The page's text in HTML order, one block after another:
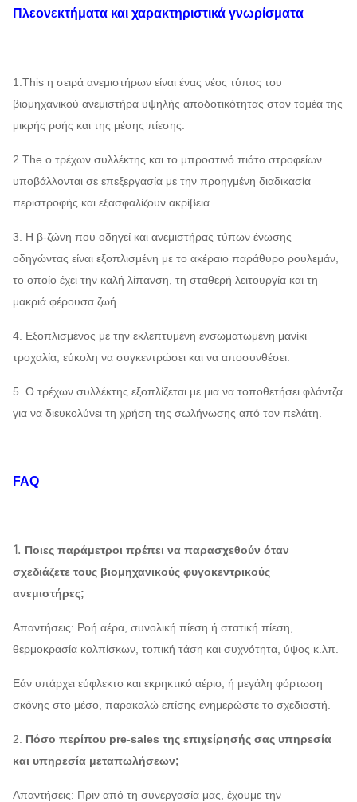
3174-25573
9-03 8D~9D 2950 16680~22314
9-08
7.1D~16D 960~2900 3031~16250
9-10
9-11 4D~16D 730~2900 1412~4835
Πλεονεκτήματα και χαρακτηριστικά γνωρίσματα
1.This η σειρά ανεμιστήρων είναι ένας νέος τύπος του
βιομηχανικού ανεμιστήρα υψηλής αποδοτικότητας στον τομέα της
μικρής ροής και της μέσης πίεσης.
2.The ο τρέχων συλλέκτης και το μπροστινό πιάτο στροφείων
υποβάλλονται σε επεξεργασία με την προηγμένη διαδικασία
περιστροφής και εξασφαλίζουν ακρίβεια.
3. Η β-ζώνη που οδηγεί και ανεμιστήρας τύπων ένωσης
οδηγώντας είναι εξοπλισμένη με το ακέραιο παράθυρο ρουλεμάν,
το οποίο έχει την καλή λίπανση, τη σταθερή λειτουργία και τη
μακριά φέρουσα ζωή.
4. Εξοπλισμένος με την εκλεπτυμένη ενσωματωμένη μανίκι
τροχαλία, εύκολη να συγκεντρώσει και να αποσυνθέσει.
5. Ο τρέχων συλλέκτης εξοπλίζεται με μια να τοποθετήσει φλάντζα
για να διευκολύνει τη χρήση της σωλήνωσης από τον πελάτη.
FAQ
1. Ποιες παράμετροι πρέπει να παρασχεθούν όταν
σχεδιάζετε τους βιομηχανικούς φυγοκεντρικούς
ανεμιστήρες;
Απαντήσεις: Ροή αέρα, συνολική πίεση ή στατική πίεση,
θερμοκρασία κολπίσκων, τοπική τάση και συχνότητα, ύψος κ.λπ.
Εάν υπάρχει εύφλεκτο και εκρηκτικό αέριο, ή μεγάλη φόρτωση
σκόνης στο μέσο, παρακαλώ επίσης ενημερώστε το σχεδιαστή.
2. Πόσο περίπου pre-sales της επιχείρησής σας υπηρεσία
και υπηρεσία μεταπωλήσεων;
Απαντήσεις: Πριν από τη συνεργασία μας, έχουμε την